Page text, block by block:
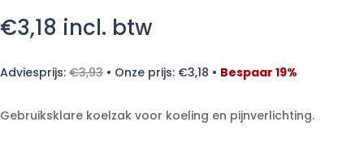
€3,18 incl. btw
Adviesprijs: €3,93 • Onze prijs: €3,18 • Bespaar 19%
Gebruiksklare koelzak voor koeling en pijnverlichting.